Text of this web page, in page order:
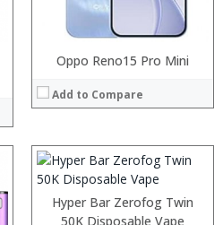
Oppo Reno15 Pro Mini
Add to Compare
Hyper Bar Zerofog Twin
50K Disposable Vape
:
:
View Details →